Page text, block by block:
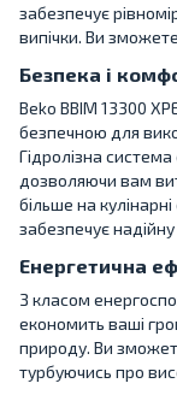
забезпечує
випічки. Ви
Безпека і
Beko BBIM 13300
безпечною для
Гідролізна
дозволяючи вам
більше на
забезпечує надійну
Енергетична
З класом
економить ваші
природу. Ви
турбуючись про